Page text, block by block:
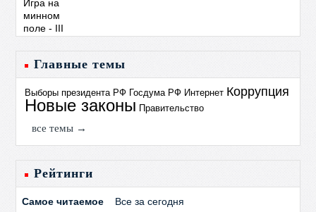
Главные темы
Выборы президента РФ Госдума РФ Интернет Коррупция
Новые законы Правительство
все темы →
Рейтинги
Самое читаемое Все за сегодня